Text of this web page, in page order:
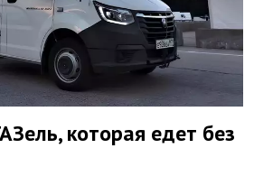
которая едет без